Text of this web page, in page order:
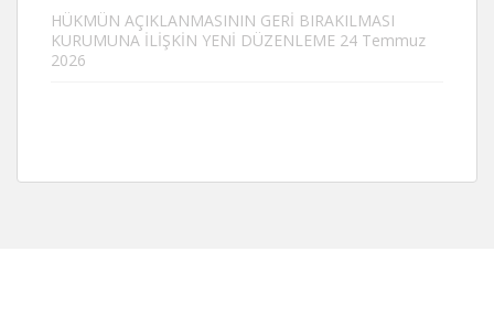
HÜKMÜN AÇIKLANMASININ GERİ BIRAKILMASI
KURUMUNA İLİŞKİN YENİ DÜZENLEME 24 Temmuz
2026